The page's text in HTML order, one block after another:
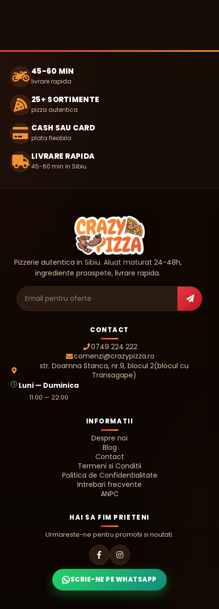
45-60 MIN
livrare rapida
25+ SORTIMENTE
pizza autentica
CASH SAU CARD
plata flexibila
LIVRARE RAPIDA
45-60 min in Sibiu
Pizzerie autentica in Sibiu. Aluat maturat 24-48h,
ingrediente proaspete, livrare rapida.
Adresa de e-mail
CONTACT
0749 224 222
comenzi@crazypizza.ro
str. Doamna Stanca, nr.9, blocul 2(blocul cu
Transagape)
Luni — Duminica
11:00 — 22:00
INFORMATII
Despre noi
Blog
Contact
Termeni si Conditii
Politica de Confidentialitate
Intrebari frecvente
ANPC
HAI SA FIM PRIETENI
Urmareste-ne pentru promotii si noutati.
SCRIE-NE PE WHATSAPP